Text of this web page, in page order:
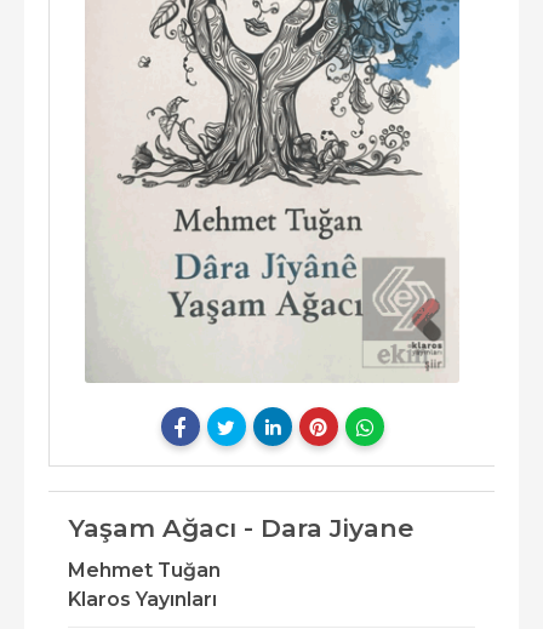
Yaşam Ağacı - Dara Jiyane
Mehmet Tuğan
Klaros Yayınları